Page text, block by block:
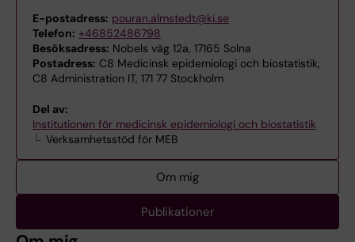
E-postadress: pouran.almstedt@ki.se
Telefon: +46852486798
Besöksadress: Nobels väg 12a, 17165 Solna
Postadress: C8 Medicinsk epidemiologi och biostatistik,
C8 Administration IT, 171 77 Stockholm
Del av:
Institutionen för medicinsk epidemiologi och biostatistik
Verksamhetsstöd för MEB
Om mig
Publikationer